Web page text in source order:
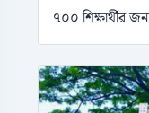
৭০০ শিক্ষার্থীর